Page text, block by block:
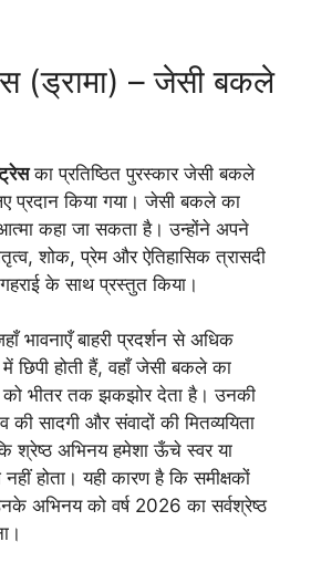
(ड्रामा) – जेसी बकले
का प्रतिष्ठित पुरस्कार जेसी बकले
प्रदान किया गया। जेसी बकले का
कहा जा सकता है। उन्होंने अपने
शोक, प्रेम और ऐतिहासिक त्रासदी
के साथ प्रस्तुत किया।
भावनाएँ बाहरी प्रदर्शन से अधिक
छिपी होती हैं, वहाँ जेसी बकले का
को भीतर तक झकझोर देता है। उनकी
की सादगी और संवादों की मितव्ययिता
श्रेष्ठ अभिनय हमेशा ऊँचे स्वर या
होता। यही कारण है कि समीक्षकों
अभिनय को वर्ष 2026 का सर्वश्रेष्ठ